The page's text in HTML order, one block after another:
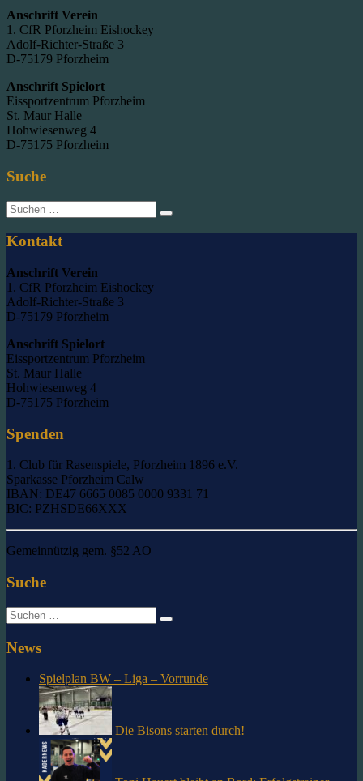
Anschrift Verein
1. CfR Pforzheim Eishockey
Adolf-Richter-Straße 3
D-75179 Pforzheim
Anschrift Spielort
Eissportzentrum Pforzheim
St. Maur Halle
Hohwiesenweg 4
D-75175 Pforzheim
Suche
Suche
nach:
Kontakt
Anschrift Verein
1. CfR Pforzheim Eishockey
Adolf-Richter-Straße 3
D-75179 Pforzheim
Anschrift Spielort
Eissportzentrum Pforzheim
St. Maur Halle
Hohwiesenweg 4
D-75175 Pforzheim
Spenden
1. Club für Rasenspiele, Pforzheim 1896 e.V.
Sparkasse Pforzheim Calw
IBAN: DE47 6665 0085 0000 9331 71
BIC: PZHSDE66XXX
Gemeinnützig gem. §52 AO
Suche
Suche
nach:
News
Spielplan BW – Liga – Vorrunde
Die Bisons starten durch!